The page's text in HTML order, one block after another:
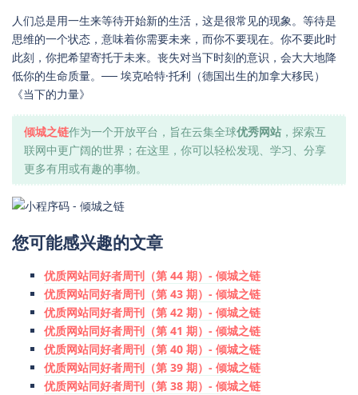
人们总是用一生来等待开始新的生活，这是很常见的现象。等待是
思维的一个状态，意味着你需要未来，而你不要现在。你不要此时
此刻，你把希望寄托于未来。丧失对当下时刻的意识，会大大地降
低你的生命质量。── 埃克哈特·托利（德国出生的加拿大移民）
《当下的力量》
倾城之链作为一个开放平台，旨在云集全球优秀网站 ，探索互
联网中更广阔的世界；在这里，你可以轻松发现、学习、分享
更多有用或有趣的事物。
您可能感兴趣的文章
优质网站同好者周刊（第 44 期）- 倾城之链
优质网站同好者周刊（第 43 期）- 倾城之链
优质网站同好者周刊（第 42 期）- 倾城之链
优质网站同好者周刊（第 41 期）- 倾城之链
优质网站同好者周刊（第 40 期）- 倾城之链
优质网站同好者周刊（第 39 期）- 倾城之链
优质网站同好者周刊（第 38 期）- 倾城之链